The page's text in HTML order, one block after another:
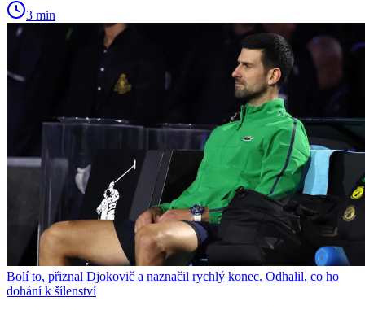
3 min
Bolí to, přiznal Djokovič a naznačil rychlý konec. Odhalil, co ho
dohání k šílenství